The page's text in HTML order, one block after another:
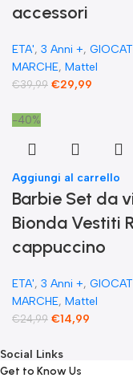
accessori
ETA', 3 Anni +,
MARCHE, Mattel
€39,99 €29,99
-40%
Aggiungi al carrello
Barbie Set da
Bionda Vestiti
cappuccino
ETA', 3 Anni +,
MARCHE, Mattel
€24,99 €14,99
Social Links
Get to Know Us